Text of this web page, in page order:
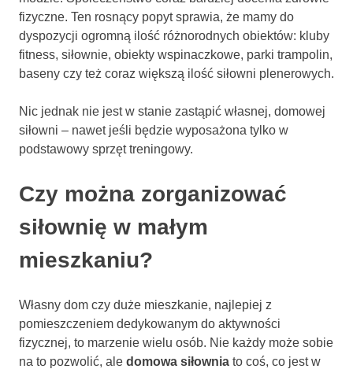
fizyczne. Ten rosnący popyt sprawia, że mamy do
dyspozycji ogromną ilość różnorodnych obiektów: kluby
fitness, siłownie, obiekty wspinaczkowe, parki trampolin,
baseny czy też coraz większą ilość siłowni plenerowych.
Nic jednak nie jest w stanie zastąpić własnej, domowej
siłowni – nawet jeśli będzie wyposażona tylko w
podstawowy sprzęt treningowy.
Czy można zorganizować
siłownię w małym
mieszkaniu?
Własny dom czy duże mieszkanie, najlepiej z
pomieszczeniem dedykowanym do aktywności
fizycznej, to marzenie wielu osób. Nie każdy może sobie
na to pozwolić, ale domowa siłownia to coś, co jest w